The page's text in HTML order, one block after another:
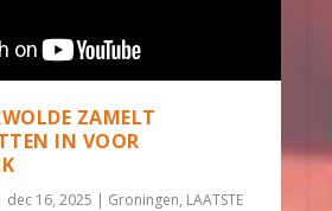
ZAMELT
IN VOOR
dec 16, 2025 | Groningen, LAATSTE